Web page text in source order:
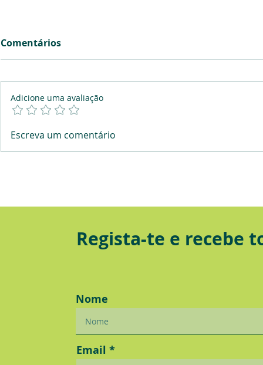
Quanto dinheiro preciso
para não ter de trabalhar?
casa por
Comentários
Adicione uma avaliação
Escreva um comentário
Regista-te e recebe
Nome
Email